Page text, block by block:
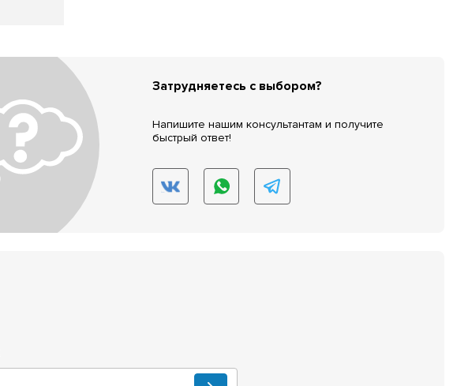
Затрудняетесь с выбором?
Напишите нашим консультантам и получите
быстрый ответ!